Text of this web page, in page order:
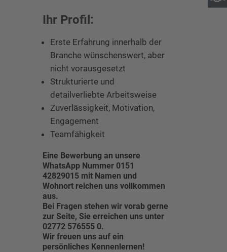
Ihr Profil:
Erste Erfahrung innerhalb der
Branche wünschenswert, aber
nicht vorausgesetzt
Strukturierte und
detailverliebte Arbeitsweise
Zuverlässigkeit, Motivation,
Engagement
Teamfähigkeit
Eine Bewerbung an unsere
WhatsApp Nummer 0151
42829015 mit Namen und
Wohnort reichen uns vollkommen
aus.
Bei Fragen stehen wir vorab gerne
zur Seite, Sie erreichen uns unter
02772 576555 0.
Wir freuen uns auf ein
persönliches Kennenlernen!